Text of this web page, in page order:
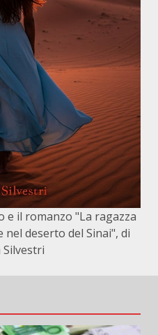
il romanzo "La ragazza
deserto del Sinai", di
Silvestri